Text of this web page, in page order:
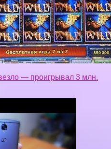
— проигрывал 3 млн.